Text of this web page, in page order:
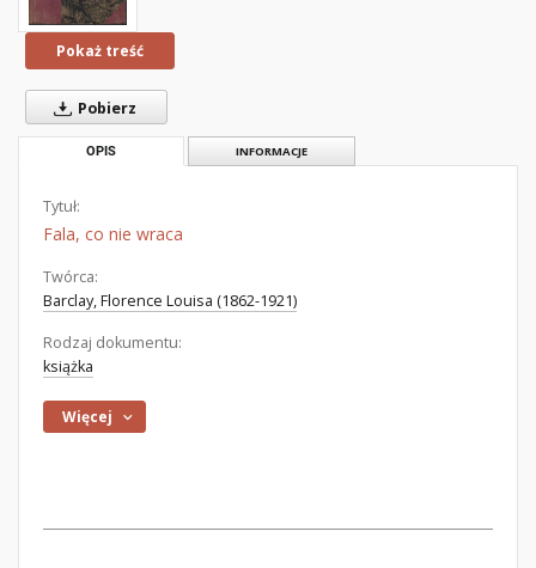
Pokaż treść
Pobierz
OPIS INFORMACJE
Tytuł:
Fala, co nie wraca
Twórca:
Barclay, Florence Louisa (1862-1921)
Rodzaj dokumentu:
książka
Więcej